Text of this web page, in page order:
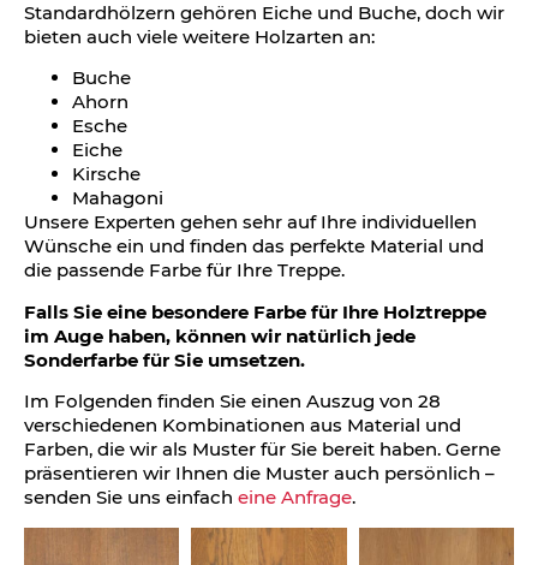
Standardhölzern gehören Eiche und Buche, doch wir
bieten auch viele weitere Holzarten an:
Buche
Ahorn
Esche
Eiche
Kirsche
Mahagoni
Unsere Experten gehen sehr auf Ihre individuellen
Wünsche ein und finden das perfekte Material und
die passende Farbe für Ihre Treppe.
Falls Sie eine besondere Farbe für Ihre Holztreppe
im Auge haben, können wir natürlich jede
Sonderfarbe für Sie umsetzen.
Im Folgenden finden Sie einen Auszug von 28
verschiedenen Kombinationen aus Material und
Farben, die wir als Muster für Sie bereit haben. Gerne
präsentieren wir Ihnen die Muster auch persönlich –
senden Sie uns einfach eine Anfrage.